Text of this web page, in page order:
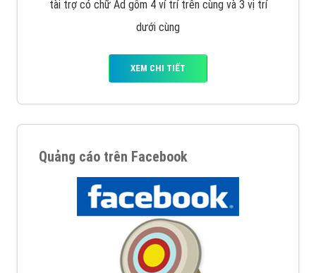
tài trợ có chữ Ad gồm 4 ví trí trên cùng và 3 vị trí
dưới cùng
XEM CHI TIẾT
Quảng cáo trên Facebook